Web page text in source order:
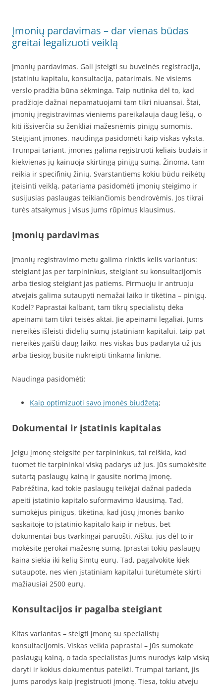
Įmonių pardavimas – dar vienas būdas
greitai legalizuoti veiklą
Įmonių pardavimas. Gali įsteigti su buveinės registracija,
įstatiniu kapitalu, konsultacija, patarimais. Ne visiems
verslo pradžia būna sėkminga. Taip nutinka dėl to, kad
pradžioje dažnai nepamatuojami tam tikri niuansai. Štai,
įmonių įregistravimas vieniems pareikalauja daug lėšų, o
kiti išsiverčia su ženkliai mažesnėmis pinigų sumomis.
Steigiant įmones, naudinga pasidomėti kaip viskas vyksta.
Trumpai tariant, įmones galima registruoti keliais būdais ir
kiekvienas jų kainuoja skirtingą pinigų sumą. Žinoma, tam
reikia ir specifinių žinių. Svarstantiems kokiu būdu reikėtų
įteisinti veiklą, patariama pasidomėti įmonių steigimo ir
susijusias paslaugas teikiančiomis bendrovėmis. Jos tikrai
turės atsakymus į visus jums rūpimus klausimus.
Įmonių pardavimas
Įmonių registravimo metu galima rinktis kelis variantus:
steigiant jas per tarpininkus, steigiant su konsultacijomis
arba tiesiog steigiant jas patiems. Pirmuoju ir antruoju
atvejais galima sutaupyti nemažai laiko ir tikėtina – pinigų.
Kodėl? Paprastai kalbant, tam tikrų specialistų dėka
apeinami tam tikri teisės aktai. Jie apeinami legaliai. Jums
nereikės išleisti didelių sumų įstatiniam kapitalui, taip pat
nereikės gaišti daug laiko, nes viskas bus padaryta už jus
arba tiesiog būsite nukreipti tinkama linkme.
Naudinga pasidomėti:
Kaip optimizuoti savo įmonės biudžetą;
Dokumentai ir įstatinis kapitalas
Jeigu įmonę steigsite per tarpininkus, tai reiškia, kad
tuomet tie tarpininkai viską padarys už jus. Jūs sumokėsite
sutartą paslaugų kainą ir gausite norimą įmonę.
Pabrėžtina, kad tokie paslaugų teikėjai dažnai padeda
apeiti įstatinio kapitalo suformavimo klausimą. Tad,
sumokėjus pinigus, tikėtina, kad jūsų įmonės banko
sąskaitoje to įstatinio kapitalo kaip ir nebus, bet
dokumentai bus tvarkingai paruošti. Aišku, jūs dėl to ir
mokėsite gerokai mažesnę sumą. Įprastai tokių paslaugų
kaina siekia iki kelių šimtų eurų. Tad, pagalvokite kiek
sutaupote, nes vien įstatiniam kapitalui turėtumėte skirti
mažiausiai 2500 eurų.
Konsultacijos ir pagalba steigiant
Kitas variantas – steigti įmonę su specialistų
konsultacijomis. Viskas veikia paprastai – jūs sumokate
paslaugų kainą, o tada specialistas jums nurodys kaip viską
daryti ir kokius dokumentus pateikti. Trumpai tariant, jis
jums parodys kaip įregistruoti įmonę. Tiesa, tokiu atveju